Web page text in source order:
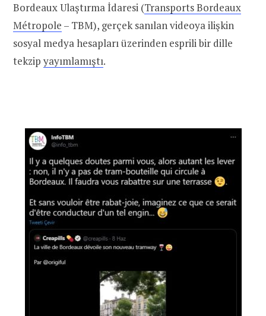
Bordeaux Ulaştırma İdaresi (Transports Bordeaux
Métropole – TBM), gerçek sanılan videoya ilişkin
sosyal medya hesapları üzerinden esprili bir dille
tekzip yayımlamıştı.